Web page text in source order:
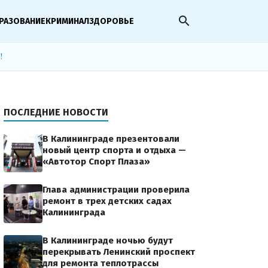
КРИМИНАЛЗДОРОВЬЕ search
ПОСЛЕДНИЕ НОВОСТИ
В Калининграде презентовали
новый центр спорта и отдыха —
«Автотор Спорт Плаза»
Глава администрации проверила
ремонт в трех детских садах
Калининграда
В Калининграде ночью будут
перекрывать Ленинский проспект
для ремонта теплотрассы